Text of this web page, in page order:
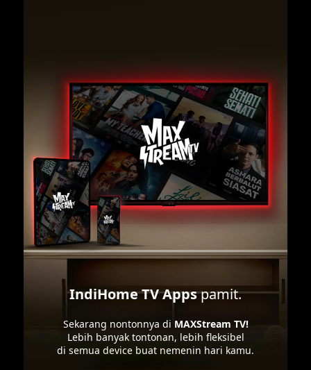
IndiHome TV Appspamit.
Sekarang nontonnya di MAXStream TV!
Lebih banyak tontonan, lebih fleksibel
di semua device buat nemenin hari kamu.